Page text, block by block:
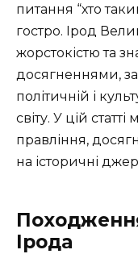
питання “хто
гостро. Ірод
жорстокістю та
досягненнями,
політичній і
світу. У цій
правління,
на історичні
Ірода